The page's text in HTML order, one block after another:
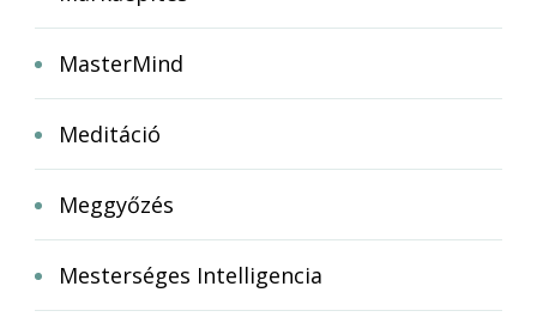
MasterMind
Meditáció
Meggyőzés
Mesterséges Intelligencia